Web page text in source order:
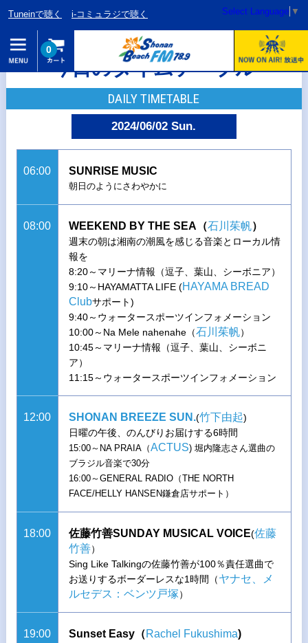
Tuneinで聴く i-コミュラジで聴く Select Language ▼
0
今日のタイムテーブル
DAILY TIMETABLE
2024/06/02 Sun.
06:00 SUNRISE MUSIC
朝日のようにさわやかに
08:00 WEEKEND BY THE SEA（石川茱帆）
週末の朝は湘南の潮風を感じる音楽とローカル情
報を
8:20～マリーナ情報（逗子、葉山、シーボニア）
9:10～HAYAMATTA LIFE (HAYAMA BREAD
Clubサポート)
9:40～ウォータースポーツインフォメーション
10:00～Na Mele nahenahe（石川茱帆）
10:45～マリーナ情報（逗子、葉山、シーボニ
ア）
11:15～ウォータースポーツインフォメーション
12:00 SHONAN BREEZE SUN.(竹下由起)
日曜の午後、のんびりお届けする6時間
15:00～NA PRAIA（ACTUS) 堀内隆志さん選曲の
ブラジル音楽で30分
16:00～GENERAL RADIO（THE NORTH
FACE/HELLY HANSEN鎌倉店サポート）
18:00 佐藤竹善SUNDAY MUSICAL VOICE(佐藤
竹善）
Sing Like Talkingの佐藤竹善が100％責任選曲で
お送りするボーダーレスな1時間（ヤナセ、メ
ルセデス：ベンツ戸塚）
19:00 Sunset Easy（Rachel Fukushima)